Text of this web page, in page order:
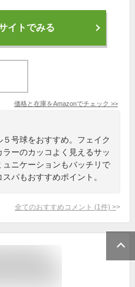
イトでみる
価格と在庫をAmazonでチェック >>
号球をおすすめ。フェイク
ーのカッコよく見えるサッ
ニケーションもバッチリで
パもおすすめポイント。
全てのおすすめコメント (1 件) >